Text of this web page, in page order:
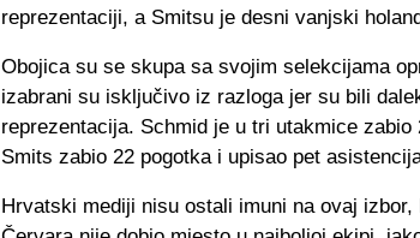
reprezentaciji, a Smitsu je desni vanjski
Obojica su se skupa sa svojim selekcijama
izabrani su isključivo iz razloga jer su bili
reprezentacija. Schmid je u tri utakmice
Smits zabio 22 pogotka i upisao pet
Hrvatski mediji nisu ostali imuni na ovaj